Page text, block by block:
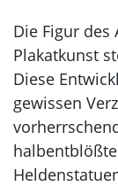
Die Figur
Plakatkunst
Diese
gewissen